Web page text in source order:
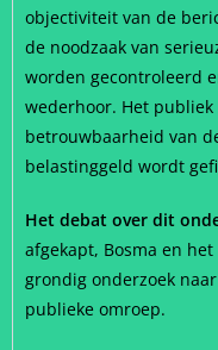
objectiviteit van de
de noodzaak van
worden gecontroleerd
wederhoor. Het
betrouwbaarheid van
belastinggeld wordt
Het debat over dit
afgekapt, Bosma en
grondig onderzoek
publieke omroep.